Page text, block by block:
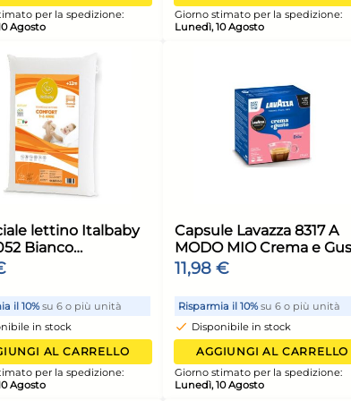
unità
Risparmia il 13% su 15 o più unità
Giorno stimato per la spedizione:
cm.
Home Frusta 8 fili senza
anello in acciaio 18/10 cm.